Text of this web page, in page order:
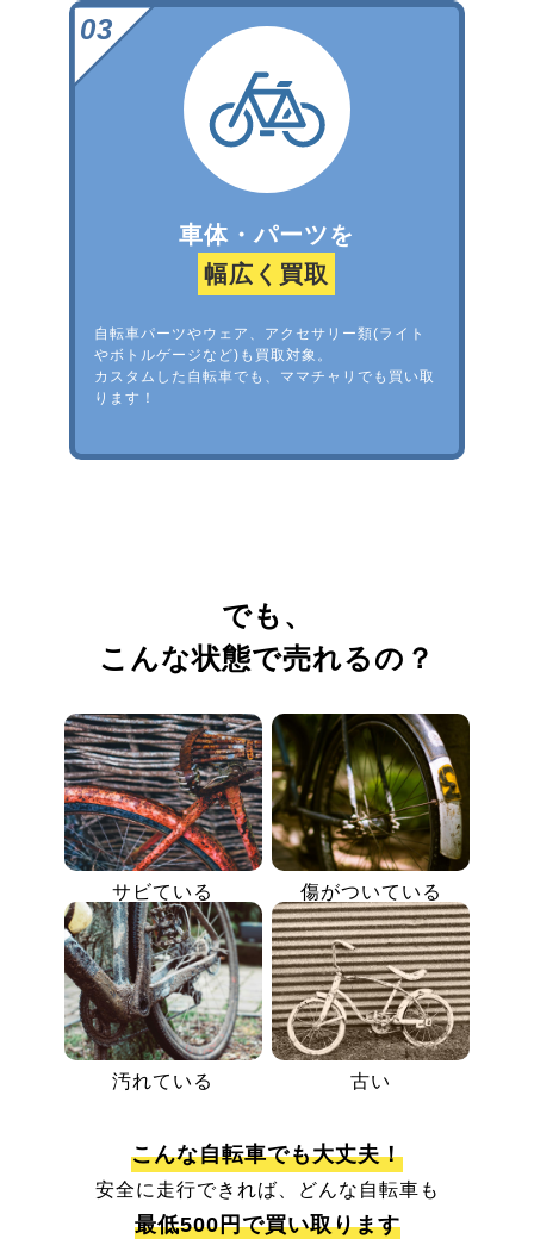
車体・パーツを
幅広く買取
自転車パーツやウェア、アクセサリー類(ライト
やボトルゲージなど)も買取対象。
カスタムした自転車でも、ママチャリでも買い取
ります！
でも、
こんな状態で売れるの？
サビている 傷がついている
汚れている 古い
こんな自転車でも大丈夫！
安全に走行できれば、どんな自転車も
最低500円で買い取ります